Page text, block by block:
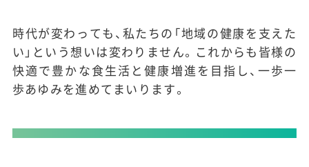
時代が変わっても、私たちの「地域の健康を支えた
い」という想いは変わりません。これからも皆様の
快適で豊かな食生活と健康増進を目指し、一歩一
歩あゆみを進めてまいります。